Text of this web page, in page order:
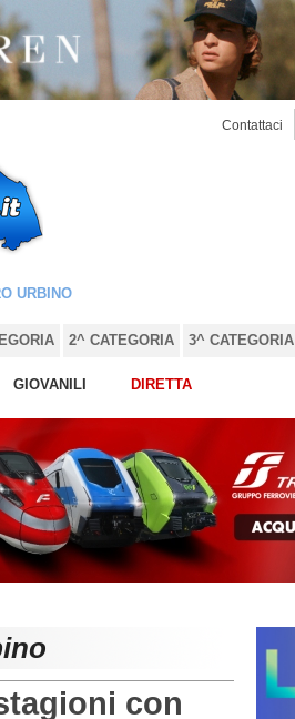
Contattaci
URBINO
2^ CATEGORIA 3^ CATEGORIA
GIOVANILI DIRETTA
con